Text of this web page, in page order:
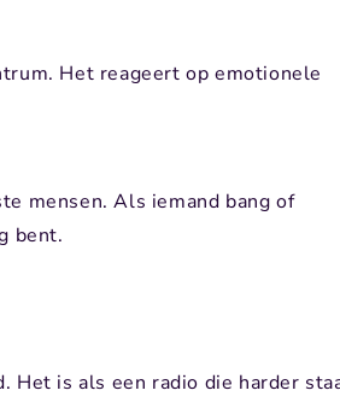
Het reageert op emotionele
mensen. Als iemand bang of
bent.
Het is als een radio die harder